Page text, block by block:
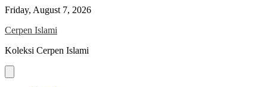
Skip
content
Friday, August 7, 2026
Cerpen Islami
Koleksi Cerpen Islami